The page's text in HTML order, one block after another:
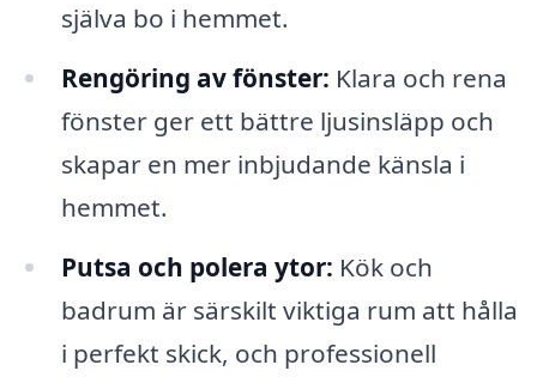
själva bo i hemmet.
Rengöring av fönster: Klara och rena
fönster ger ett bättre ljusinsläpp och
skapar en mer inbjudande känsla i
hemmet.
Putsa och polera ytor: Kök och
badrum är särskilt viktiga rum att hålla
i perfekt skick, och professionell